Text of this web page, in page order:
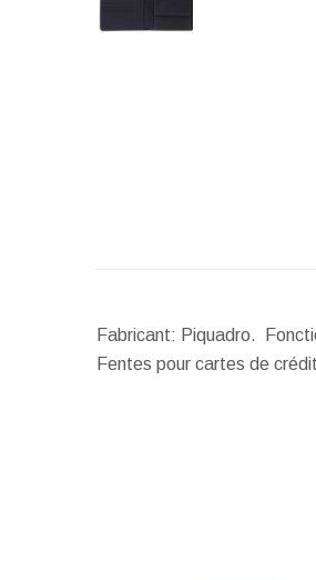
Fabricant: Piquadro.
Fentes pour cartes de